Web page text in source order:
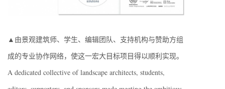
▲由景观建筑师、学生、编辑团队、支持机构与赞助方组
成的专业协作网络，使这一宏大目标项目得以顺利实现。
A dedicated collective of landscape architects, students,